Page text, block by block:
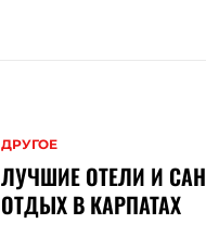
ДРУГОЕ
ЛУЧШИЕ ОТЕЛИ И
ОТДЫХ В КАРПАТАХ